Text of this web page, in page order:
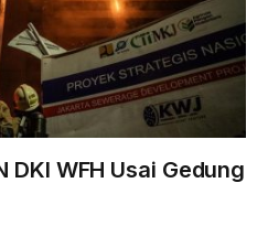
DKI WFH Usai Gedung